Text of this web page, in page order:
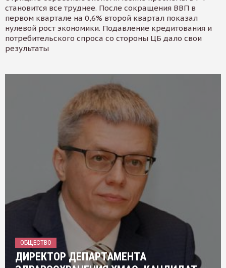
становится все труднее. После сокращения ВВП в
первом квартале на 0,6% второй квартал показал
нулевой рост экономики. Подавление кредитования и
потребительского спроса со стороны ЦБ дало свои
результаты
ОБЩЕСТВО
ДИРЕКТОР ДЕПАРТАМЕНТА